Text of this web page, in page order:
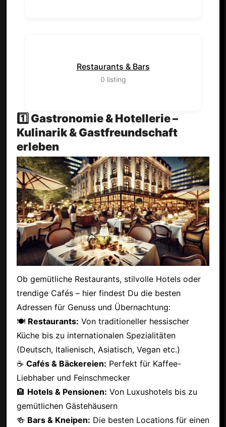
Restaurants & Bars
0 listing
1️⃣ Gastronomie & Hotellerie –
Kulinarik & Gastfreundschaft
erleben
Ob gemütliche Restaurants, stilvolle Hotels oder
trendige Cafés – hier findest Du die besten
Adressen für Genuss und Übernachtung:
🍽 Restaurants: Von traditioneller hessischer
Küche bis zu internationalen Spezialitäten
(Deutsch, Italienisch, Asiatisch, Vegan etc.)
☕ Cafés & Bäckereien: Perfekt für Kaffee-
Liebhaber und Feinschmecker
🏨 Hotels & Pensionen: Von Luxushotels bis zu
gemütlichen Gästehäusern
🍻 Bars & Kneipen: Die besten Locations für einen